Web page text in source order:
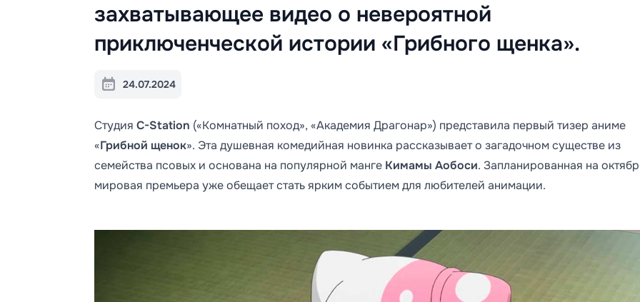
захватывающее видео о невероятной
приключенческой истории «Грибного щенка».
24.07.2024
Студия C-Station («Комнатный поход», «Академия Драгонар») представила первый тизер аниме
«Грибной щенок». Эта душевная комедийная новинка рассказывает о загадочном существе из
семейства псовых и основана на популярной манге Кимамы Аобоси. Запланированная на
мировая премьера уже обещает стать ярким событием для любителей анимации.